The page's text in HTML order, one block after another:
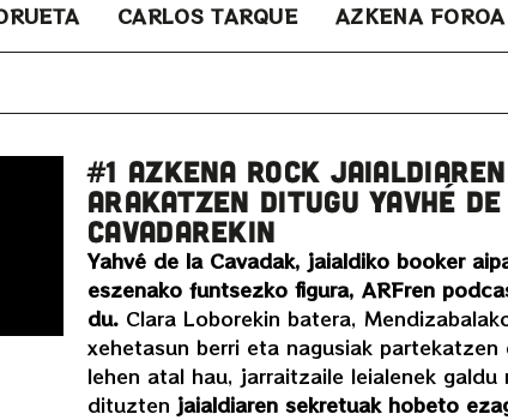
CARLOS TARQUE AZKENA FOROA
#1 AZKENA ROCK
ARAKATZEN DITUGU YAVHÉ
CAVADAREKIN
Yahvé de la Cavadak, jaialdiko booker
eszenako funtsezko figura, ARFren
du. Clara Loborekin batera,
xehetasun berri eta nagusiak
lehen atal hau, jarraitzaile leialenek galdu
dituzten jaialdiaren sekretuak hobeto